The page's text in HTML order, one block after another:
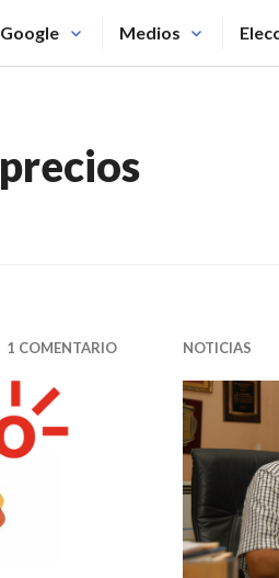
Google Medios
precios
1 COMENTARIO NOTICIAS